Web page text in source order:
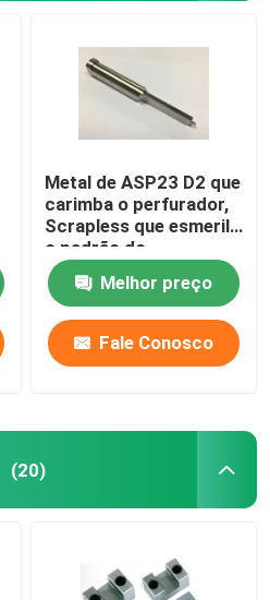
Metal de ASP23 D2 que
carimba o perfurador,
Scrapless que esmerila
o padrão do
perfurador MISUMI
Melhor preço
Fale Conosco
(20)